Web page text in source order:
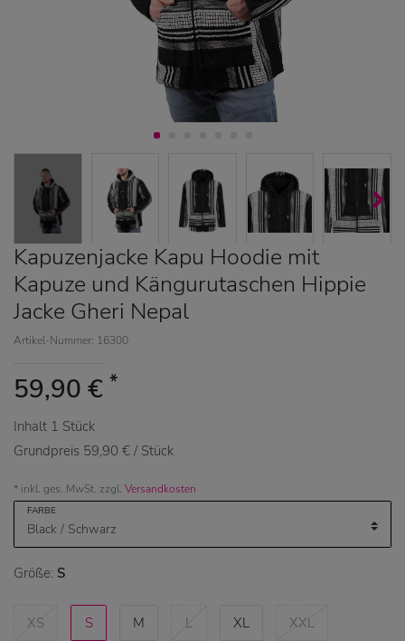
Kapuzenjacke Kapu Hoodie mit
Kapuze und Kängurutaschen Hippie
Jacke Gheri Nepal
Artikel-Nummer: 16300
59,90 € *
Inhalt 1 Stück
Grundpreis 59,90 € / Stück
* inkl. ges. MwSt. zzgl. Versandkosten
FARBE
Größe: S
XS S M L XL XXL